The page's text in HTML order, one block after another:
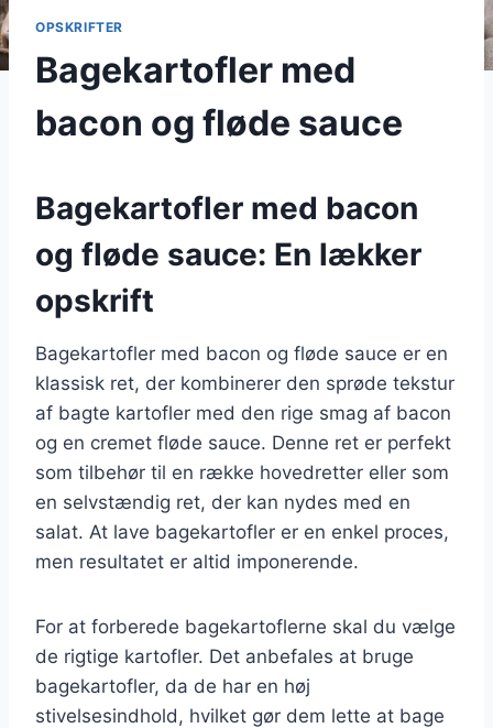
OPSKRIFTER
Bagekartofler med
bacon og fløde sauce
Bagekartofler med bacon
og fløde sauce: En lækker
opskrift
Bagekartofler med bacon og fløde sauce er en
klassisk ret, der kombinerer den sprøde tekstur
af bagte kartofler med den rige smag af bacon
og en cremet fløde sauce. Denne ret er perfekt
som tilbehør til en række hovedretter eller som
en selvstændig ret, der kan nydes med en
salat. At lave bagekartofler er en enkel proces,
men resultatet er altid imponerende.
For at forberede bagekartoflerne skal du vælge
de rigtige kartofler. Det anbefales at bruge
bagekartofler, da de har en høj
stivelsesindhold, hvilket gør dem lette at bage